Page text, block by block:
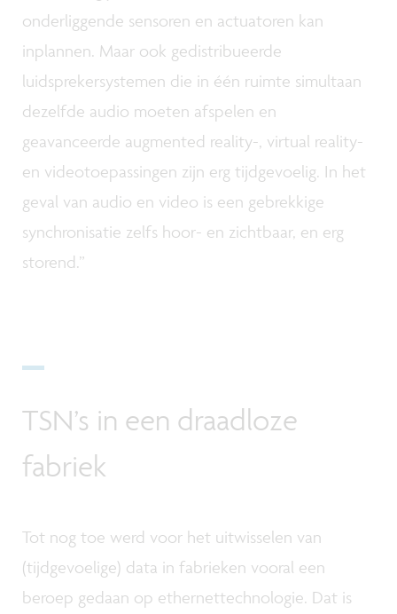
onderliggende sensoren en actuatoren kan
inplannen. Maar ook gedistribueerde
luidsprekersystemen die in één ruimte simultaan
dezelfde audio moeten afspelen en
geavanceerde augmented reality-, virtual reality-
en videotoepassingen zijn erg tijdgevoelig. In het
geval van audio en video is een gebrekkige
synchronisatie zelfs hoor- en zichtbaar, en erg
storend.”
TSN’s in een draadloze
fabriek
Tot nog toe werd voor het uitwisselen van
(tijdgevoelige) data in fabrieken vooral een
beroep gedaan op ethernettechnologie. Dat is